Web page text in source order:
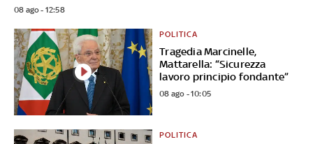
08 ago - 12:58
Tragedia Marcinelle,
Mattarella: “Sicurezza
lavoro principio fondante”
POLITICA
08 ago - 10:05
POLITICA